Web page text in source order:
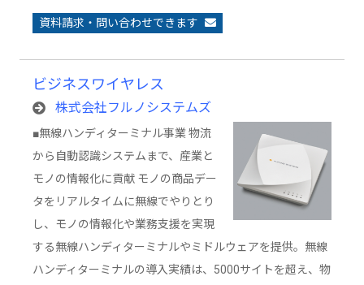
資料請求・問い合わせできます
ビジネスワイヤレス
株式会社フルノシステムズ
■無線ハンディターミナル事業 物流
から自動認識システムまで、産業と
モノの情報化に貢献 モノの商品デー
タをリアルタイムに無線でやりとり
し、モノの情報化や業務支援を実現
する無線ハンディターミナルやミドルウェアを提供。無線
ハンディターミナルの導入実績は、5000サイトを超え、物